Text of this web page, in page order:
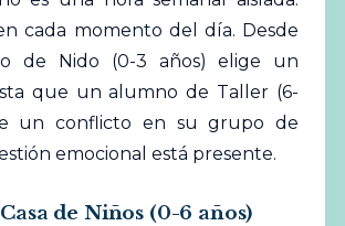
cada momento del día. Desde
de Nido (0-3 años) elige un
que un alumno de Taller (6-
un conflicto en su grupo de
emocional está presente.
de Niños (0-6 años)